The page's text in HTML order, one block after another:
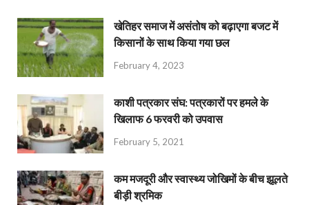
खेतिहर समाज में असंतोष को बढ़ाएगा बजट में
किसानों के साथ किया गया छल
February 4, 2023
काशी पत्रकार संघ: पत्रकारों पर हमले के
खिलाफ 6 फरवरी को उपवास
February 5, 2021
कम मजदूरी और स्वास्थ्य जोखिमों के बीच झूलते
बीड़ी श्रमिक